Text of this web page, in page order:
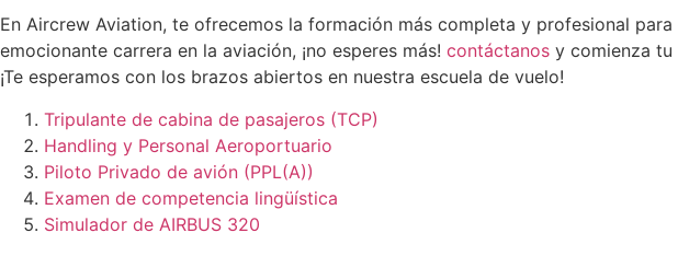
En Aircrew Aviation, te ofrecemos la formación más completa y profesional
emocionante carrera en la aviación, ¡no esperes más! contáctanos y comienza
¡Te esperamos con los brazos abiertos en nuestra escuela de vuelo!
Tripulante de cabina de pasajeros (TCP)
Handling y Personal Aeroportuario
Piloto Privado de avión (PPL(A))
Examen de competencia lingüística
Simulador de AIRBUS 320